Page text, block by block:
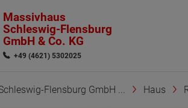
Massivhaus
Schleswig-Flensburg
GmbH & Co. KG
+49 (4621) 5302025
Flensburg GmbH ... Haus